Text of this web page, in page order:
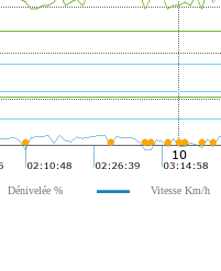
Dénivelée % Vitesse Km/h